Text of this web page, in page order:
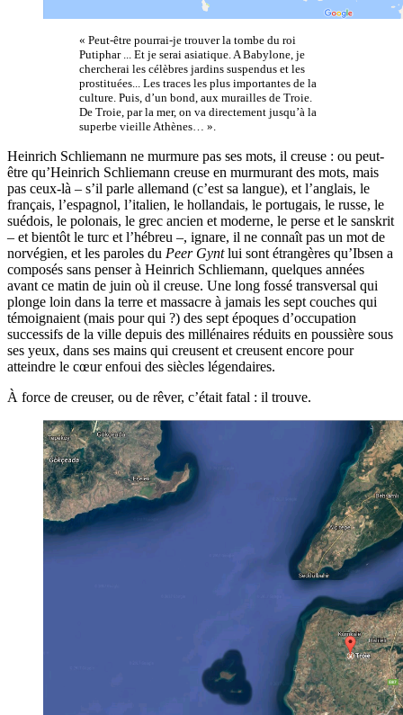
« Peut-être pourrai-je trouver la tombe du roi
Putiphar ... Et je serai asiatique. A Babylone, je
chercherai les célèbres jardins suspendus et les
prostituées... Les traces les plus importantes de la
culture. Puis, d’un bond, aux murailles de Troie.
De Troie, par la mer, on va directement jusqu’à la
superbe vieille Athènes… ».
Heinrich Schliemann ne murmure pas ses mots, il creuse : ou peut-
être qu’Heinrich Schliemann creuse en murmurant des mots, mais
pas ceux-là – s’il parle allemand (c’est sa langue), et l’anglais, le
français, l’espagnol, l’italien, le hollandais, le portugais, le russe, le
suédois, le polonais, le grec ancien et moderne, le perse et le sanskrit
– et bientôt le turc et l’hébreu –, ignare, il ne connaît pas un mot de
norvégien, et les paroles du Peer Gyntlui sont étrangères qu’Ibsen a
composés sans penser à Heinrich Schliemann, quelques années
avant ce matin de juin où il creuse. Une long fossé transversal qui
plonge loin dans la terre et massacre à jamais les sept couches qui
témoignaient (mais pour qui ?) des sept époques d’occupation
successifs de la ville depuis des millénaires réduits en poussière sous
ses yeux, dans ses mains qui creusent et creusent encore pour
atteindre le cœur enfoui des siècles légendaires.
À force de creuser, ou de rêver, c’était fatal : il trouve.